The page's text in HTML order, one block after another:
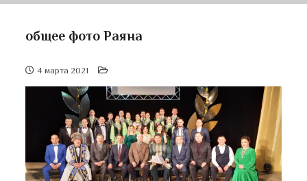
общее фото Раяна
4 марта 2021